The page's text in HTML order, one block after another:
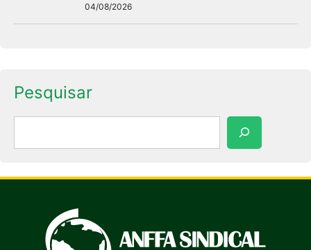
04/08/2026
Pesquisar